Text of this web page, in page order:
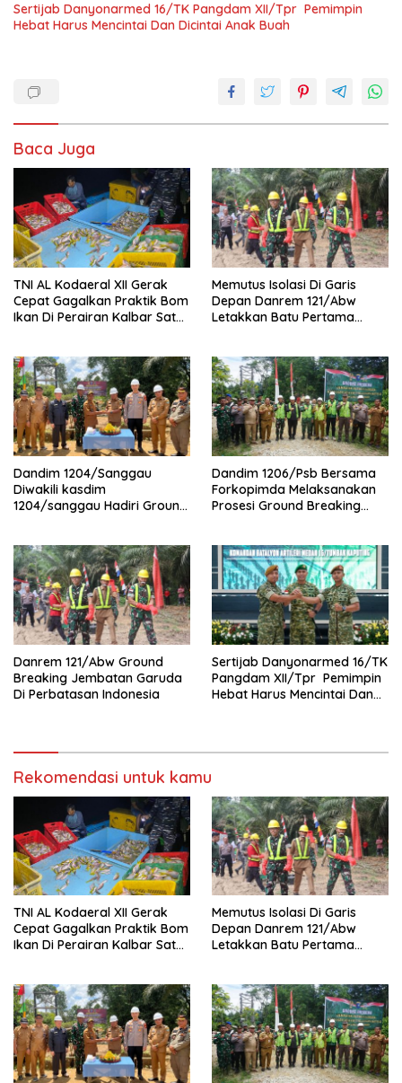
Sertijab Danyonarmed 16/TK Pangdam XII/Tpr Pemimpin
Hebat Harus Mencintai Dan Dicintai Anak Buah
Baca Juga
TNI AL Kodaeral XII Gerak
Cepat Gagalkan Praktik Bom
Ikan Di Perairan Kalbar Satu
Memutus Isolasi Di Garis
Depan Danrem 121/Abw
Letakkan Batu Pertama
Dandim 1204/Sanggau
Diwakili kasdim
1204/sanggau Hadiri Ground
Dandim 1206/Psb Bersama
Forkopimda Melaksanakan
Prosesi Ground Breaking
Danrem 121/Abw Ground
Breaking Jembatan Garuda
Di Perbatasan Indonesia
Sertijab Danyonarmed 16/TK
Pangdam XII/Tpr Pemimpin
Hebat Harus Mencintai Dan
Rekomendasi untuk kamu
TNI AL Kodaeral XII Gerak
Cepat Gagalkan Praktik Bom
Ikan Di Perairan Kalbar Satu
Memutus Isolasi Di Garis
Depan Danrem 121/Abw
Letakkan Batu Pertama